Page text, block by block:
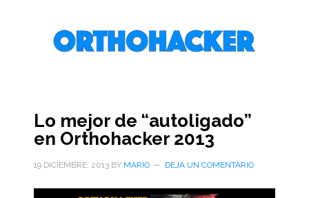
Lo mejor de “autoligado”
en Orthohacker 2013
19 DICIEMBRE, 2013BY MARIO DEJA UN COMENTARIO